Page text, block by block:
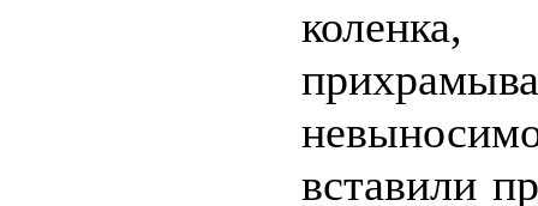
вставили